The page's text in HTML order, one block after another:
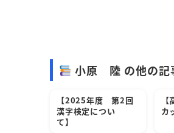
小原 陸 の他の記
【2025年度 第2回
漢字検定につい
て】
カ